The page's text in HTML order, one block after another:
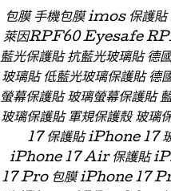
包膜 手機包膜 imos 保護
萊因RPF60 Eyesafe RPF
藍光保護貼 抗藍光玻璃貼 德
玻璃貼 低藍光玻璃保護貼 德
螢幕保護貼 玻璃螢幕保護貼
玻璃保護貼 軍規保護殼 玻
17 保護貼 iPhone 17
iPhone 17 Air 保護貼
17 Pro 包膜 iPhone 17